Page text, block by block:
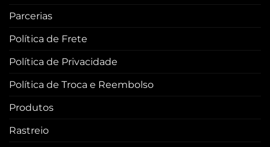
Parcerias
Política de Frete
Política de Privacidade
Política de Troca e Reembolso
Produtos
Rastreio